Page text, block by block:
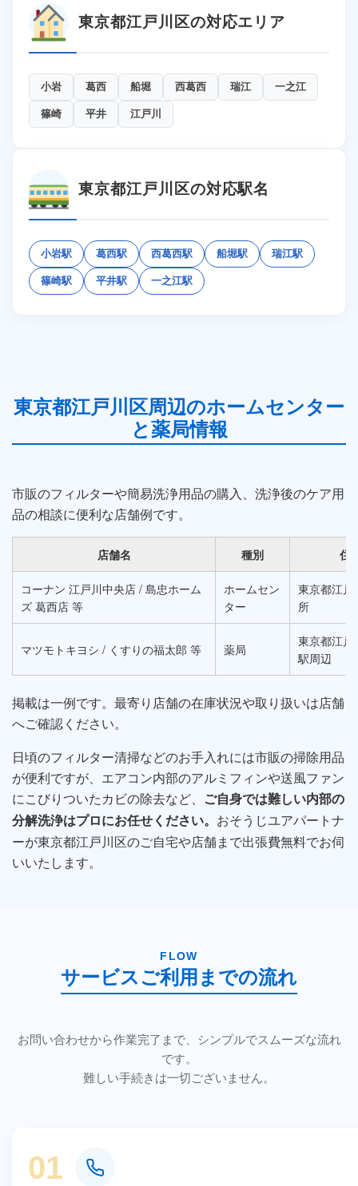
東京都江戸川区の対応エリア
小岩 葛西 船堀 西葛西 瑞江 一之江
篠崎 平井 江戸川
東京都江戸川区の対応駅名
小岩駅 葛西駅 西葛西駅 船堀駅 瑞江駅
篠崎駅 平井駅 一之江駅
東京都江戸川区周辺のホームセンター
と薬局情報
市販のフィルターや簡易洗浄用品の購入、洗浄後のケア用
品の相談に便利な店舗例です。
店舗名 種別 住
コーナン 江戸川中央店 / 島忠ホーム
ズ 葛西店 等
ホームセン
ター
東京都江戸
所
マツモトキヨシ / くすりの福太郎 等 薬局
東京都江戸
駅周辺
掲載は一例です。最寄り店舗の在庫状況や取り扱いは店舗
へご確認ください。
日頃のフィルター清掃などのお手入れには市販の掃除用品
が便利ですが、エアコン内部のアルミフィンや送風ファン
にこびりついたカビの除去など、
ご自身では難しい内部の
分解洗浄はプロにお任せください。 おそうじユアパートナ
ーが東京都江戸川区のご自宅や店舗まで出張費無料でお伺
いいたします。
FLOW
サービスご利用までの流れ
お問い合わせから作業完了まで、シンプルでスムーズな流れ
です。
難しい手続きは一切ございません。
01